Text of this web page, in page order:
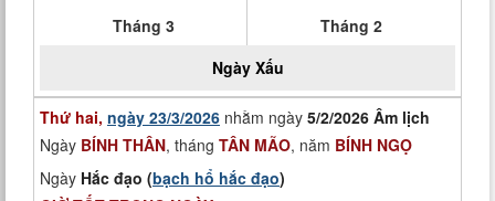
Tháng 3
Tháng 2
Ngày Xấu
Thứ hai, ngày 23/3/2026 nhằm ngày 5/2/2026 Âm lịch
Ngày BÍNH THÂN, tháng TÂN MÃO, năm BÍNH NGỌ
Ngày Hắc đạo (bạch hổ hắc đạo)